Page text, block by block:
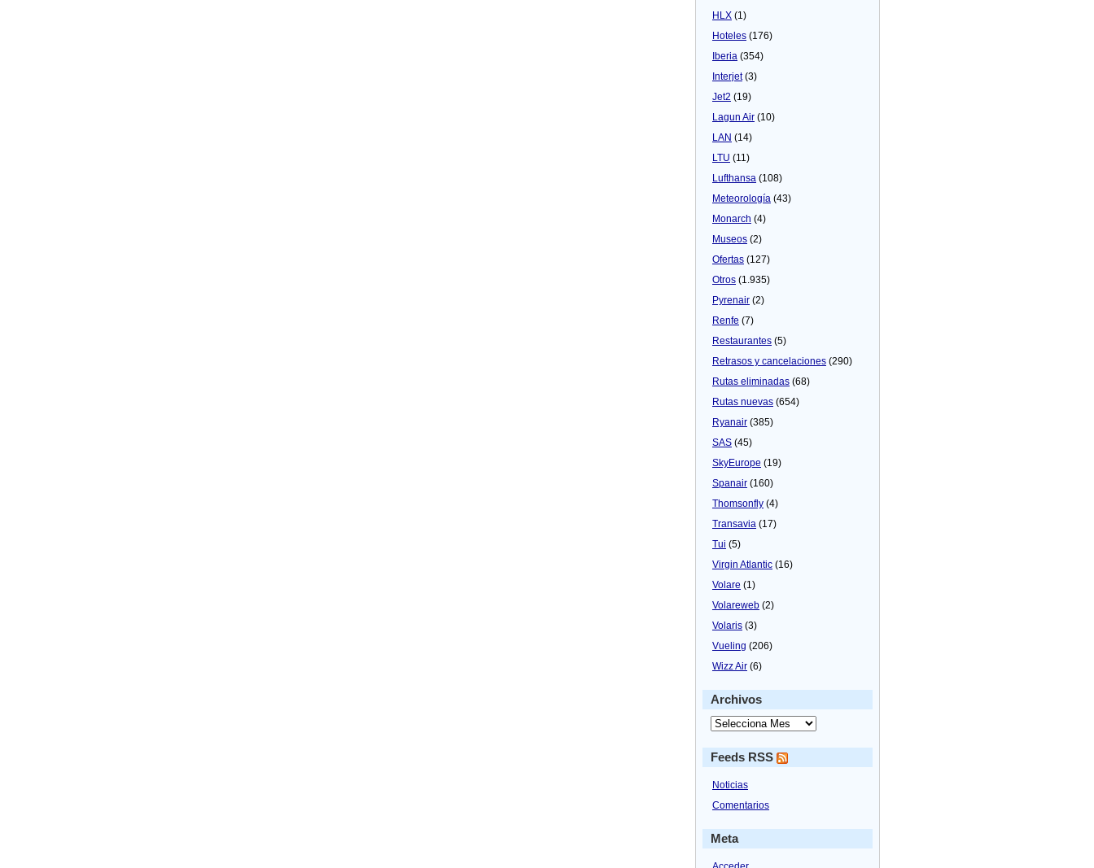
HLX (1)
Hoteles (176)
Iberia (354)
Interjet(3)
Jet2 (19)
Lagun Air (10)
LAN (14)
LTU (11)
Lufthansa (108)
Meteorologí­a (43)
Monarch (4)
Museos (2)
Ofertas (127)
Otros (1.935)
Pyrenair (2)
Renfe (7)
Restaurantes (5)
Retrasos y cancelaciones (290)
Rutas eliminadas (68)
Rutas nuevas (654)
Ryanair (385)
SAS (45)
SkyEurope (19)
Spanair (160)
Thomsonfly (4)
Transavia (17)
Tui (5)
Virgin Atlantic (16)
Volare (1)
Volareweb (2)
Volaris (3)
Vueling (206)
Wizz Air (6)
Archivos
Feeds RSS
Noticias
Comentarios
Meta